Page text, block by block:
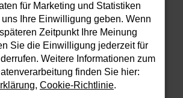
Courier
bei
Bunk GmbH &
Saarland
für Marketing und Statistiken
Ihre Einwilligung geben. Wenn
Zeitpunkt Ihre Meinung
Sie die Einwilligung jederzeit für
Weitere Informationen zum
finden Sie hier:
, Cookie-Richtlinie.